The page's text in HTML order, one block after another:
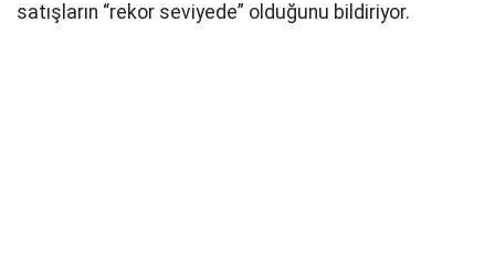
satışların “rekor seviyede” olduğunu bildiriyor.